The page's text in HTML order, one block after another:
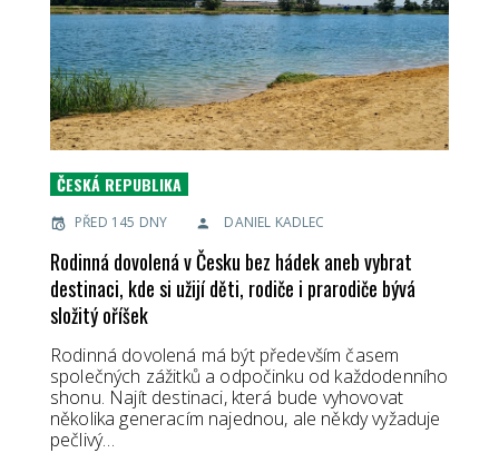
ČESKÁ REPUBLIKA
PŘED 145 DNY DANIEL KADLEC
Rodinná dovolená v Česku bez hádek aneb vybrat
destinaci, kde si užijí děti, rodiče i prarodiče bývá
složitý oříšek
Rodinná dovolená má být především časem
společných zážitků a odpočinku od každodenního
shonu. Najít destinaci, která bude vyhovovat
několika generacím najednou, ale někdy vyžaduje
pečlivý…